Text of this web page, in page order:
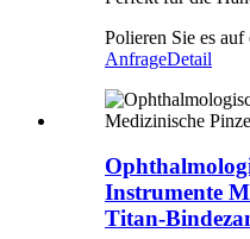
Polieren Sie es
AnfrageDetail
Instrumente
Titan-